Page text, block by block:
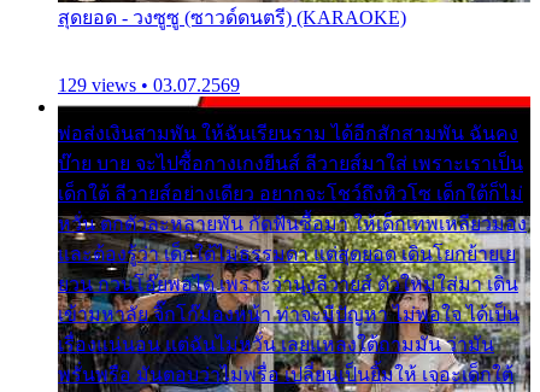
สุดยอด - วงซูซู (ซาวด์ดนตรี) (KARAOKE)
129 views • 03.07.2569
พ่อส่งเงินสามพัน ให้ฉันเรียนราม ได้อีกสักสามพัน ฉันคง
บ๊าย บาย จะไปซื้อกางเกงยีนส์ ลีวายส์มาใส่ เพราะเราเป็น
เด็กใต้ ลีวายส์อย่างเดียว อยากจะโชว์ถึงหิวโซ เด็กใต้ก็ไม่
หวั่น ตกตัวละหลายพัน กัดฟันซื้อมา ให้เด็กเทพเหลียวมอง
และต้องรู้ว่า เด็กใต้ไม่ธรรมดา แต่สุดยอด เดินโยกย้ายเย
ยวน กวนโอ๊ยพอได้ เพราะว่านุ่งลีวายส์ ตัวใหม่ใส่มา เดิน
เข้ามหาลัย จิ๊กโก๊มองหน้า ท่าจะมีปัญหา ไม่พอใจ ได้เป็น
เรื่องแน่นอน แต่ฉันไม่หวั่น เลยแหลงใต้ถามมัน ว่ามัน
พรั่นพรือ มันตอบว่าไม่พรื่อ เปลี่ยนเป็นยิ้มให้ เจอะเด็กใต้